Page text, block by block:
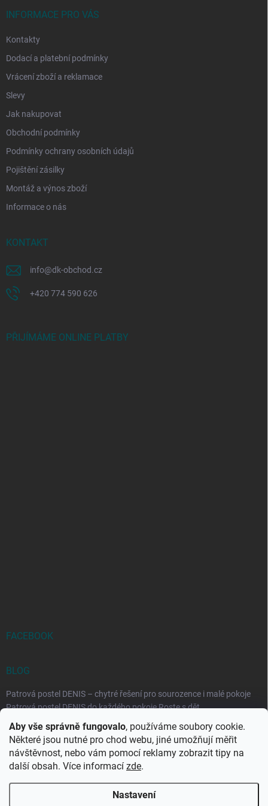
Aby vše správně fungovalo, používáme soubory cookie.
Některé jsou nutné pro chod webu, jiné umožňují měřit
návštěvnost, nebo vám pomocí reklamy zobrazit tipy na
další obsah. Více informací zde.
Nastavení
INFORMACE PRO VÁS
Kontakty
Dodací a platební podmínky
Vrácení zboží a reklamace
Slevy
Jak nakupovat
Obchodní podmínky
Podmínky ochrany osobních údajů
Pojištění zásilky
Montáž a výnos zboží
Informace o nás
KONTAKT
info@dk-obchod.cz
+420 774 590 626
PŘIJÍMÁME ONLINE PLATBY
FACEBOOK
BLOG
Patrová postel DENIS – chytré řešení pro sourozence i malé pokoje
Patrová postel DENIS do každého pokoje Roste s dět...
Rozkládací postele RELAX – ideální řešení pro malé prostory i
každodenní spaní
Rozkládací postel, která se přizpůsobí vašemu živo...